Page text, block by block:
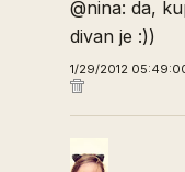
@nina: da,
divan je :))
1/29/2012